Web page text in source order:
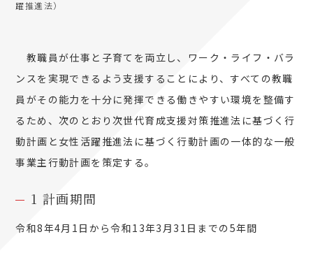
躍推進法）
教職員が仕事と子育てを両立し、ワーク・ライフ・バラ
ンスを実現できるよう支援することにより、すべての教職
員がその能力を十分に発揮できる働きやすい環境を整備す
るため、次のとおり次世代育成支援対策推進法に基づく行
動計画と女性活躍推進法に基づく行動計画の一体的な一般
事業主行動計画を策定する。
1 計画期間
令和8年4月1日から令和13年3月31日までの5年間